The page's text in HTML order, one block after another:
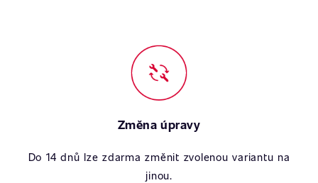
Změna úpravy
Do 14 dnů lze zdarma změnit zvolenou variantu na
jinou.